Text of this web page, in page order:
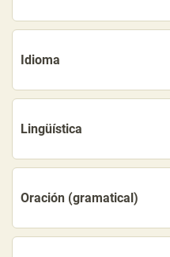
Idioma
Lingüística
Oración (gramatical)